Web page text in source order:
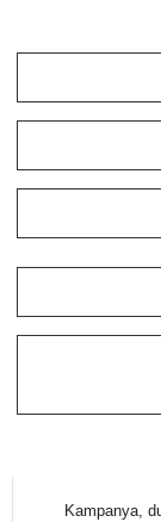
Kampanya,